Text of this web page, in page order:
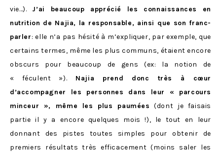
vie…). J’ai beaucoup apprécié les connaissances en
nutrition de Najia, la responsable, ainsi que son franc-
parler: elle n’a pas hésité à m’expliquer, par exemple, que
certains termes, même les plus communs, étaient encore
obscurs pour beaucoup de gens (ex: la notion de
« féculent »). Najia prend donc très à cœur
d’accompagner les personnes dans leur « parcours
minceur », même les plus paumées (dont je faisais
partie il y a encore quelques mois !), le tout en leur
donnant des pistes toutes simples pour obtenir de
premiers résultats très efficacement (moins saler les